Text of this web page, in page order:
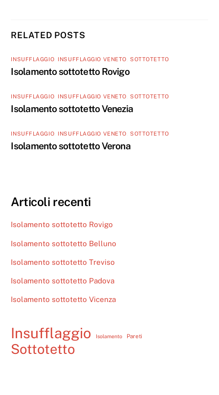
RELATED POSTS
INSUFFLAGGIO INSUFFLAGGIO VENETO ,SOTTOTETTO
Isolamento sottotetto Rovigo
INSUFFLAGGIO INSUFFLAGGIO VENETO ,SOTTOTETTO
Isolamento sottotetto Venezia
INSUFFLAGGIO INSUFFLAGGIO VENETO ,SOTTOTETTO
Isolamento sottotetto Verona
Articoli recenti
Isolamento sottotetto Rovigo
Isolamento sottotetto Belluno
Isolamento sottotetto Treviso
Isolamento sottotetto Padova
Isolamento sottotetto Vicenza
Insufflaggio Isolamento Pareti
Sottotetto